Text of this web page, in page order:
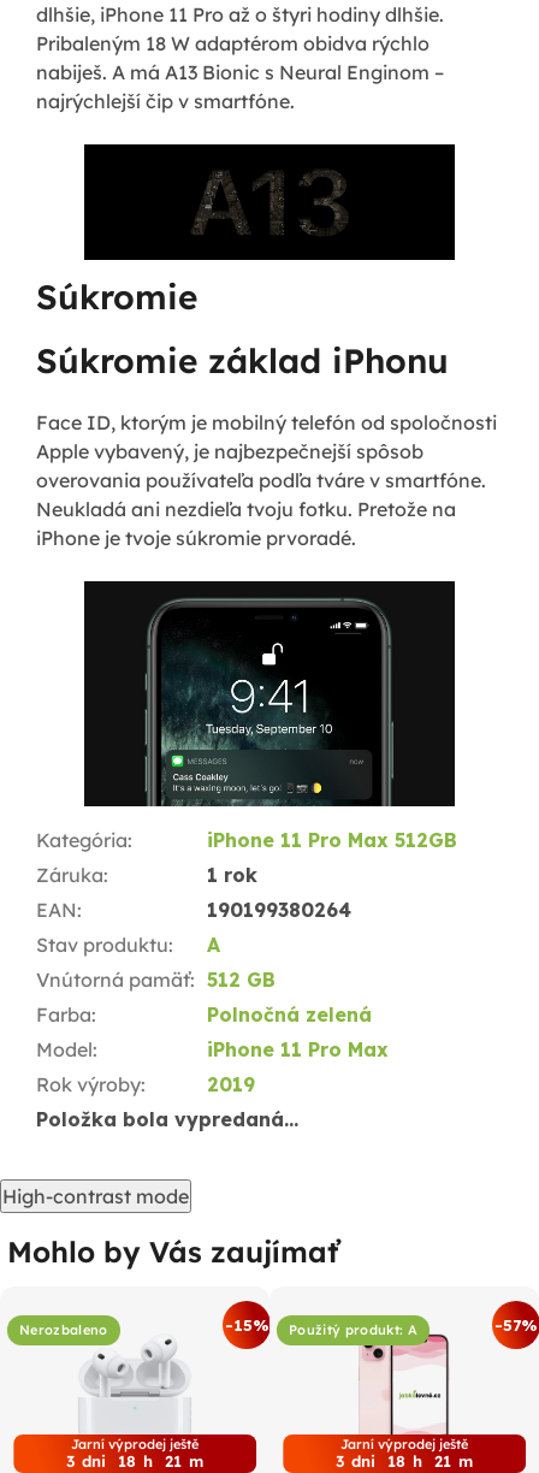
dlhšie, iPhone 11 Pro až o štyri hodiny dlhšie.
Pribaleným 18 W adaptérom obidva rýchlo
nabiješ. A má A13 Bionic s Neural Enginom –
najrýchlejší čip v smartfóne.
Súkromie
Súkromie základ iPhonu
Face ID, ktorým je mobilný telefón od spoločnosti
Apple vybavený, je najbezpečnejší spôsob
overovania používateľa podľa tváre v smartfóne.
Neukladá ani nezdieľa tvoju fotku. Pretože na
iPhone je tvoje súkromie prvoradé.
Kategória:
iPhone 11 Pro Max 512GB
Záruka:
1 rok
EAN:
190199380264
Stav produktu:
A
Vnútorná pamäť: 512 GB
Farba:
Polnočná zelená
Model:
iPhone 11 Pro Max
Rok výroby:
2019
Položka bola vypredaná…
High-contrast mode
Mohlo by Vás zaujímať
Nerozbaleno -15%
Jarní výprodej ještě
3 dni 18 h 21 m
Použitý produkt: A -57%
Jarní výprodej ještě
3 dni 18 h 21 m